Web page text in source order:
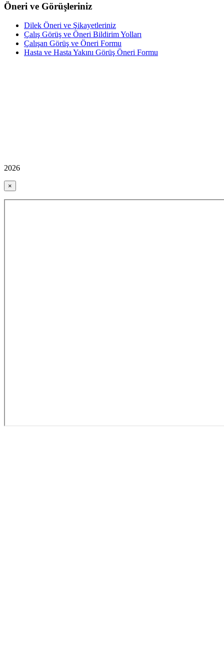
Öneri ve Görüşleriniz
Dilek Öneri ve Şikayetleriniz
Çalış Görüş ve Öneri Bildirim Yolları
Çalışan Görüş ve Öneri Formu
Hasta ve Hasta Yakını Görüş Öneri Formu
2026
×